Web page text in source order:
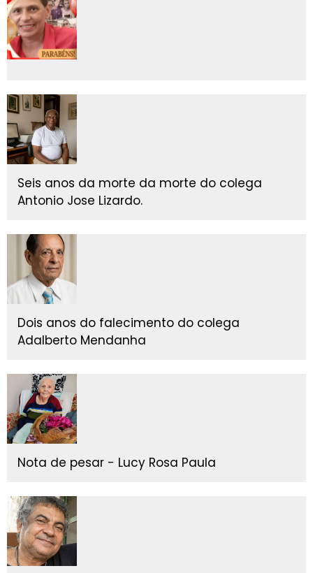
Seis anos da morte da morte do colega
Antonio Jose Lizardo.
Dois anos do falecimento do colega
Adalberto Mendanha
Nota de pesar - Lucy Rosa Paula